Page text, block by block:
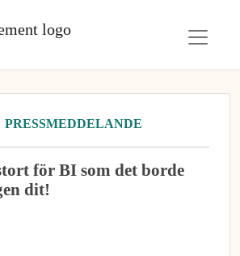
PRESSMEDDELANDE
för BI som det borde
dit!